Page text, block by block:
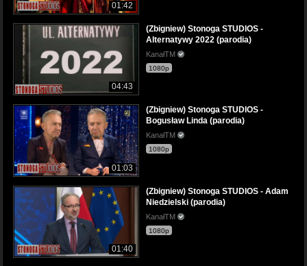
01:42
04:43
(Zbigniew) Stonoga STUDIOS -
Alternatywy 2022 (parodia)
KanałTM
1080p
01:03
(Zbigniew) Stonoga STUDIOS -
Bogusław Linda (parodia)
KanałTM
1080p
01:40
(Zbigniew) Stonoga STUDIOS - Adam
Niedzielski (parodia)
KanałTM
1080p